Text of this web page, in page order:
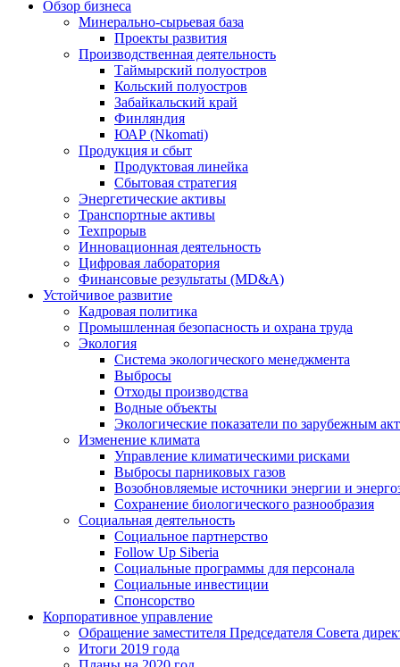
Обзор бизнеса
Минерально-сырьевая база
Проекты развития
Производственная деятельность
Таймырский полуостров
Кольский полуостров
Забайкальский край
Финляндия
ЮАР (Nkomati)
Продукция и сбыт
Продуктовая линейка
Сбытовая стратегия
Энергетические активы
Транспортные активы
Техпрорыв
Инновационная деятельность
Цифровая лаборатория
Финансовые результаты (MD&A)
Устойчивое развитие
Кадровая политика
Промышленная безопасность и охрана труда
Экология
Система экологического менеджмента
Выбросы
Отходы производства
Водные объекты
Экологические показатели по зарубежным
Изменение климата
Управление климатическими рисками
Выбросы парниковых газов
Возобновляемые источники энергии и
Сохранение биологического разнообразия
Социальная деятельность
Социальное партнерство
Follow Up Siberia
Социальные программы для персонала
Социальные инвестиции
Спонсорство
Корпоративное управление
Обращение заместителя Председателя Совета
Итоги 2019 года